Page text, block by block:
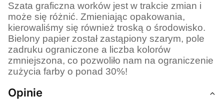
Szata graficzna worków jest w trakcie zmian i
może się różnić. Zmieniając opakowania,
kierowaliśmy się również troską o środowisko.
Bielony papier został zastąpiony szarym, pole
zadruku ograniczone a liczba kolorów
zmniejszona, co pozwoliło nam na ograniczenie
zużycia farby o ponad 30%!
Opinie